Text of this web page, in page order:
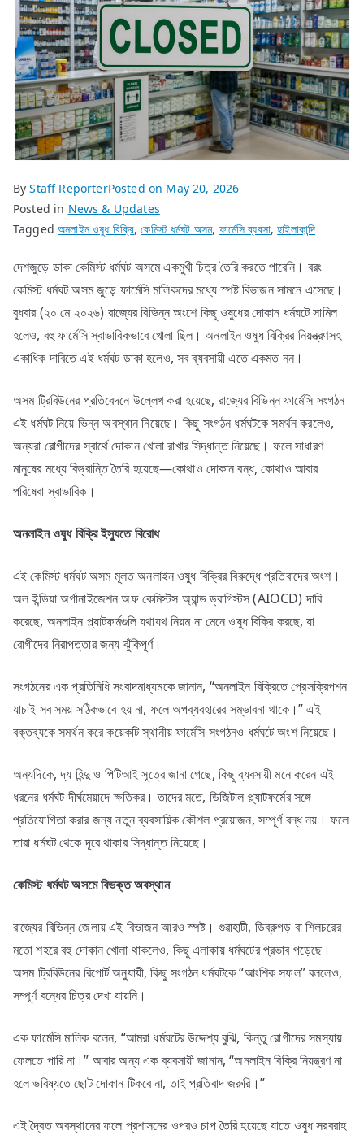
ByStaff ReporterPosted on May 20, 2026
Posted in News & Updates
Taggedঅনলাইন ওষুধ বিক্রি,কেমিস্ট ধর্মঘট অসম, ফার্মেসি ব্যবসা,হাইলাকান্দি
দেশজুড়ে ডাকা কেমিস্ট ধর্মঘট অসমে একমুখী চিত্র তৈরি করতে পারেনি। বরং
কেমিস্ট ধর্মঘট অসম জুড়ে ফার্মেসি মালিকদের মধ্যে স্পষ্ট বিভাজন সামনে এসেছে।
বুধবার (২০ মে ২০২৬) রাজ্যের বিভিন্ন অংশে কিছু ওষুধের দোকান ধর্মঘটে সামিল
হলেও, বহু ফার্মেসি স্বাভাবিকভাবে খোলা ছিল। অনলাইন ওষুধ বিক্রির নিয়ন্ত্রণসহ
একাধিক দাবিতে এই ধর্মঘট ডাকা হলেও, সব ব্যবসায়ী এতে একমত নন।
অসম ট্রিবিউনের প্রতিবেদনে উল্লেখ করা হয়েছে, রাজ্যের বিভিন্ন ফার্মেসি সংগঠন
এই ধর্মঘট নিয়ে ভিন্ন অবস্থান নিয়েছে। কিছু সংগঠন ধর্মঘটকে সমর্থন করলেও,
অন্যরা রোগীদের স্বার্থে দোকান খোলা রাখার সিদ্ধান্ত নিয়েছে। ফলে সাধারণ
মানুষের মধ্যে বিভ্রান্তি তৈরি হয়েছে—কোথাও দোকান বন্ধ, কোথাও আবার
পরিষেবা স্বাভাবিক।
অনলাইনওষুধ বিক্রিইস্যুতেবিরোধ
এই কেমিস্ট ধর্মঘট অসম মূলত অনলাইন ওষুধ বিক্রির বিরুদ্ধে প্রতিবাদের অংশ।
অল ইন্ডিয়া অর্গানাইজেশন অফ কেমিস্টস অ্যান্ড ড্রাগিস্টস (AIOCD) দাবি
করেছে, অনলাইন প্ল্যাটফর্মগুলি যথাযথ নিয়ম না মেনে ওষুধ বিক্রি করছে, যা
রোগীদের নিরাপত্তার জন্য ঝুঁকিপূর্ণ।
সংগঠনের এক প্রতিনিধি সংবাদমাধ্যমকে জানান, “অনলাইন বিক্রিতে প্রেসক্রিপশন
যাচাই সব সময় সঠিকভাবে হয় না, ফলে অপব্যবহারের সম্ভাবনা থাকে।” এই
বক্তব্যকে সমর্থন করে কয়েকটি স্থানীয় ফার্মেসি সংগঠনও ধর্মঘটে অংশ নিয়েছে।
অন্যদিকে, দ্য হিন্দু ও পিটিআই সূত্রে জানা গেছে, কিছু ব্যবসায়ী মনে করেন এই
ধরনের ধর্মঘট দীর্ঘমেয়াদে ক্ষতিকর। তাদের মতে, ডিজিটাল প্ল্যাটফর্মের সঙ্গে
প্রতিযোগিতা করার জন্য নতুন ব্যবসায়িক কৌশল প্রয়োজন, সম্পূর্ণ বন্ধ নয়। ফলে
তারা ধর্মঘট থেকে দূরে থাকার সিদ্ধান্ত নিয়েছে।
কেমিস্ট ধর্মঘটঅসমেবিভক্তঅবস্থান
রাজ্যের বিভিন্ন জেলায় এই বিভাজন আরও স্পষ্ট। গুৱাহাটী, ডিব্রুগড় বা শিলচরের
মতো শহরে বহু দোকান খোলা থাকলেও, কিছু এলাকায় ধর্মঘটের প্রভাব পড়েছে।
অসম ট্রিবিউনের রিপোর্ট অনুযায়ী, কিছু সংগঠন ধর্মঘটকে “আংশিক সফল” বললেও,
সম্পূর্ণ বন্ধের চিত্র দেখা যায়নি।
এক ফার্মেসি মালিক বলেন, “আমরা ধর্মঘটের উদ্দেশ্য বুঝি, কিন্তু রোগীদের সমস্যায়
ফেলতে পারি না।” আবার অন্য এক ব্যবসায়ী জানান, “অনলাইন বিক্রি নিয়ন্ত্রণ না
হলে ভবিষ্যতে ছোট দোকান টিকবে না, তাই প্রতিবাদ জরুরি।”
এই দ্বৈত অবস্থানের ফলে প্রশাসনের ওপরও চাপ তৈরি হয়েছে যাতে ওষুধ সরবরাহ